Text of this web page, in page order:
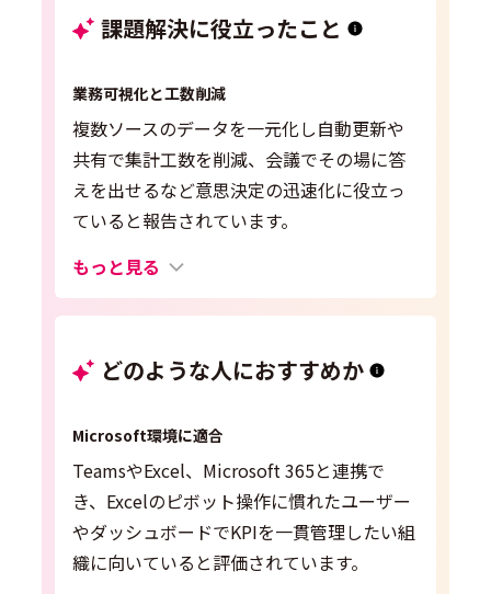
課題解決に役立ったこと
業務可視化と工数削減
複数ソースのデータを一元化し自動更新や
共有で集計工数を削減、会議でその場に答
えを出せるなど意思決定の迅速化に役立っ
ていると報告されています。
もっと見る
どのような人におすすめか
Microsoft環境に適合
TeamsやExcel、Microsoft 365と連携で
き、Excelのピボット操作に慣れたユーザー
やダッシュボードでKPIを一貫管理したい組
織に向いていると評価されています。